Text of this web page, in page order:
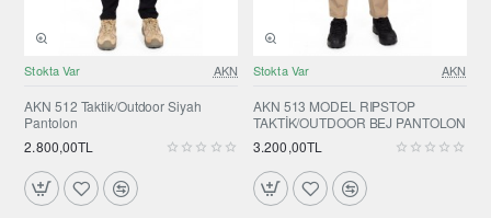
Stokta Var AKN
AKN 512 Taktik/Outdoor Siyah
Pantolon
2.800,00TL
Stokta Var AKN
AKN 513 MODEL RIPSTOP
TAKTİK/OUTDOOR BEJ PANTOLON
3.200,00TL